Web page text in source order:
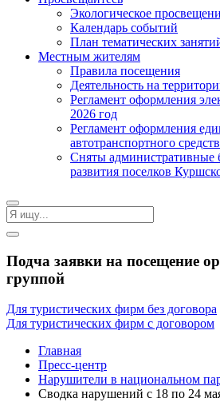
Экологическое
Календарь событий
План тематических
Местным жителям
Правила посещения
Деятельность на
Регламент оформления
2026 год
Регламент оформления
автотранспортного
Сняты административные
развития поселков
Подча заявки на посещение
группой
Для туристических фирм без договора
Для туристических фирм с договором
Главная
Пресс-центр
Нарушители в национальном
Сводка нарушений с 18 по 24